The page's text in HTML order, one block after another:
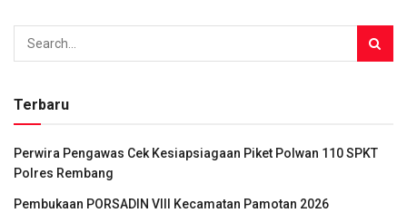
Terbaru
Perwira Pengawas Cek Kesiapsiagaan Piket Polwan 110 SPKT
Polres Rembang
Pembukaan PORSADIN VIII Kecamatan Pamotan 2026